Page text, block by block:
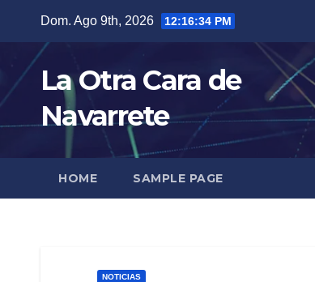
content
Dom. Ago 9th, 2026 12:16:35 PM
La Otra Cara de
Navarrete
HOME SAMPLE PAGE
NOTICIAS